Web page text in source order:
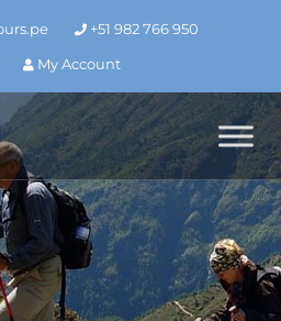
+51 982 766 950
My Account